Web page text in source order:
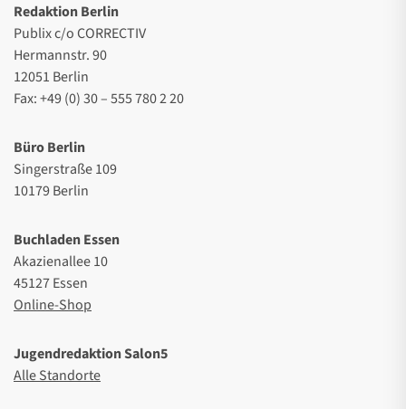
Redaktion Berlin
Publix c/o CORRECTIV
Hermannstr. 90
12051 Berlin
Fax: +49 (0) 30 – 555 780 2 20
Büro Berlin
Singerstraße 109
10179 Berlin
Buchladen Essen
Akazienallee 10
45127 Essen
Online-Shop
Jugendredaktion Salon5
Alle Standorte